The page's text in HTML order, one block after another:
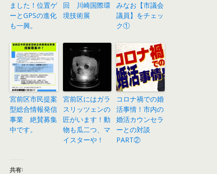
ました！位置ゲ
ーとGPSの進化
も一興。
回 川崎国際環
境技術展
みなお【市議会
議員】をチェッ
ク①
宮前区市民提案
型総合情報発信
事業 絶賛募集
中です。
宮前区にはガラ
スリッツェンの
匠がいます！動
物も瓜二つ、マ
イスターや！
コロナ禍での婚
活事情！市内の
婚活カウンセラ
ーとの対談
PART②
共有: